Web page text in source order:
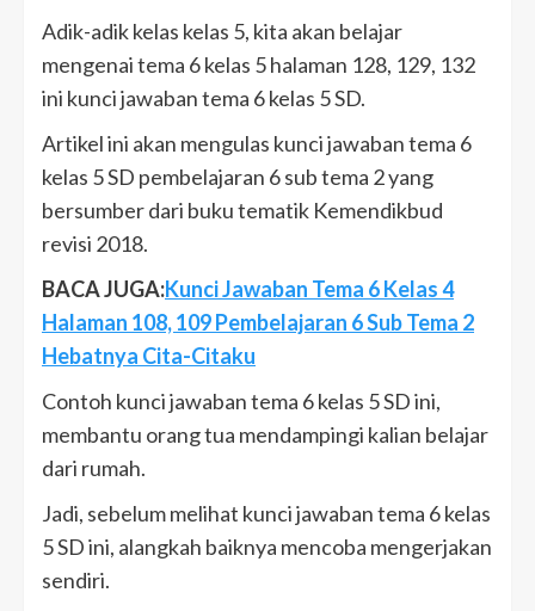
Adik-adik kelas kelas 5, kita akan belajar
mengenai tema 6 kelas 5 halaman 128, 129, 132
ini kunci jawaban tema 6 kelas 5 SD.
Artikel ini akan mengulas kunci jawaban tema 6
kelas 5 SD pembelajaran 6 sub tema 2 yang
bersumber dari buku tematik Kemendikbud
revisi 2018.
BACA JUGA:Kunci Jawaban Tema 6 Kelas 4
Halaman 108, 109 Pembelajaran 6 Sub Tema 2
Hebatnya Cita-Citaku
Contoh kunci jawaban tema 6 kelas 5 SD ini,
membantu orang tua mendampingi kalian belajar
dari rumah.
Jadi, sebelum melihat kunci jawaban tema 6 kelas
5 SD ini, alangkah baiknya mencoba mengerjakan
sendiri.